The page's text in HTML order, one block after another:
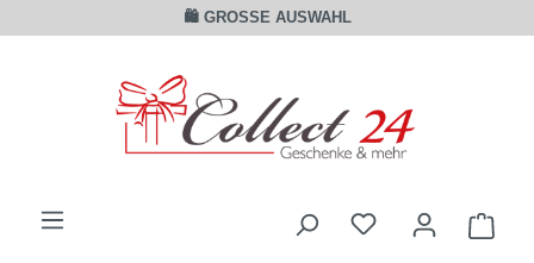
Zum Hauptinhalt springen🛍️ GROSSE AUSWAHL